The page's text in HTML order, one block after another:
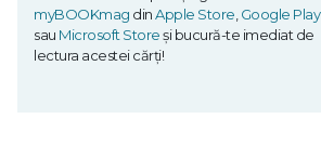
myBOOKmag dinApple Store,Google Play
sau Microsoft Storeși bucură-te imediat de
lectura acestei cărți!